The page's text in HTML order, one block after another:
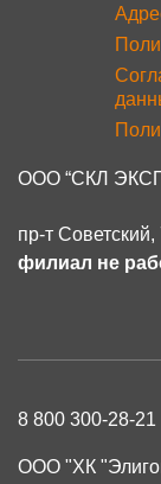
ООО “СКЛ
пр-т
филиал не
8 800 300-28-21
ООО "ХК